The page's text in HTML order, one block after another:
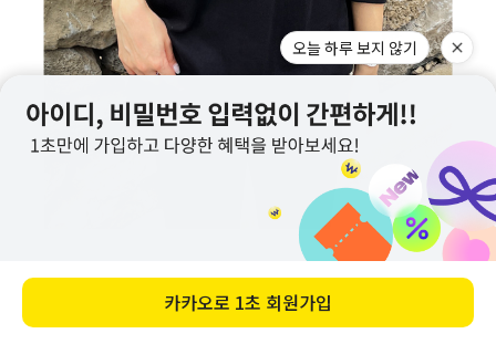
오늘 하루 보지 않기
카카오로 1초 회원가입